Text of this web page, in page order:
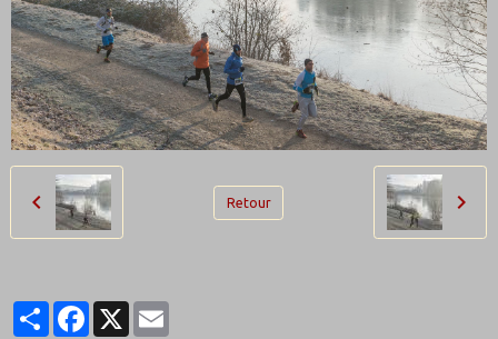
Retour
PartagerFacebook